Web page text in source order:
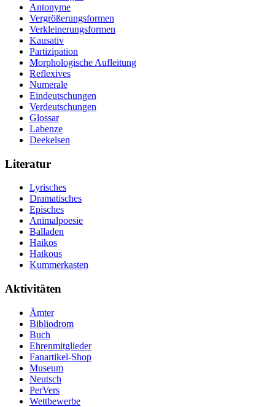
Antonyme
Vergrößerungsformen
Verkleinerungsformen
Kausativ
Partizipation
Morphologische Aufleitung
Reflexives
Numerale
Eindeutschungen
Verdeutschungen
Glossar
Labenze
Deekelsen
Literatur
Lyrisches
Dramatisches
Episches
Animalpoesie
Balladen
Haikos
Haikous
Kummerkasten
Aktivitäten
Ämter
Bibliodrom
Buch
Ehrenmitglieder
Fanartikel-Shop
Museum
Neutsch
PerVers
Wettbewerbe